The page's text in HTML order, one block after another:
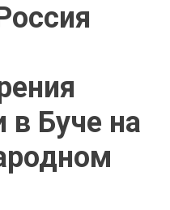
в Буче на